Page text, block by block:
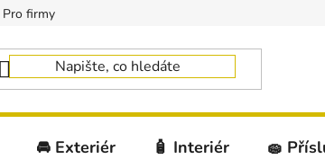
Pro firmy
🚘 Exteriér 🧴 Interiér 🧽